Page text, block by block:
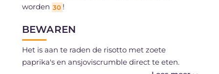
worden 30 !
BEWAREN
Het is aan te raden de risotto met zoete
paprika's en ansjoviscrumble direct te eten.